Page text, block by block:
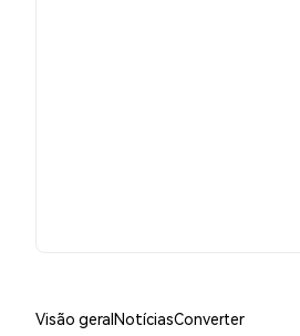
Visão geralNotíciasConverter